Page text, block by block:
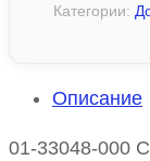
Категории:
Описание
01-33048-000